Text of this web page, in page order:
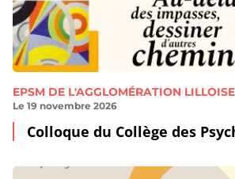
EPSM DE L'AGGLOMÉRATION LILLOISE
Le 19 novembre 2026
Colloque du Collège des